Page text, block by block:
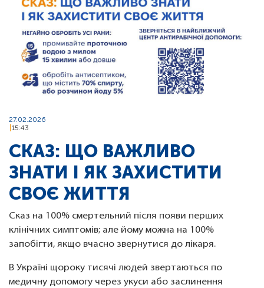
27.02.2026
15:43
СКАЗ: ЩО ВАЖЛИВО
ЗНАТИ І ЯК ЗАХИСТИТИ
СВОЄ ЖИТТЯ
Сказ на 100% смертельний після появи перших
клінічних симптомів; але йому можна на 100%
запобігти, якщо вчасно звернутися до лікаря.
В Україні щороку тисячі людей звертаються по
медичну допомогу через укуси або заслинення